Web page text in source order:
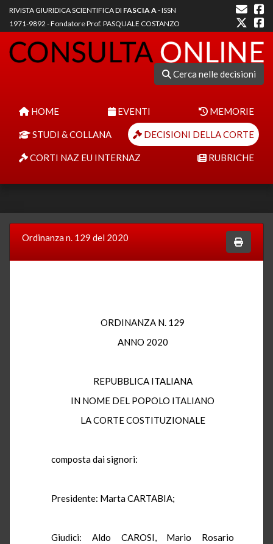
RIVISTA GIURIDICA SCIENTIFICA DI FASCIA A- ISSN
1971-9892 - Fondatore Prof. PASQUALE COSTANZO
Cerca nelle decisioni
HOME EVENTI MEMORIE
STUDI & COLLANA DECISIONI DELLA CORTE
CORTI NAZ EU INTERNAZ RUBRICHE
Ordinanza n. 129 del 2020
ORDINANZA N. 129
ANNO 2020
REPUBBLICA ITALIANA
IN NOME DEL POPOLO ITALIANO
LA CORTE COSTITUZIONALE
composta dai signori:
Presidente: Marta CARTABIA;
Giudici: Aldo CAROSI, Mario Rosario